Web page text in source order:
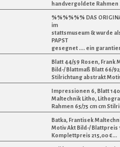
handvergoldete
%%%%%% DAS
im
stattsmuseum & wurde
PAPST
gesegnet .... ein
Blatt 44/59 Rosen, Frank
Bild-/ Blattmaß Blatt 66/
Stilrichtung abstrakt
Impressionen 6, Blatt
Maltechnik Litho,
Rahmen 65/75 cm cm
Batka, Frantisek
Motiv Akt Bild-/ Blattpreis
Komplettpreis 215,00 €...